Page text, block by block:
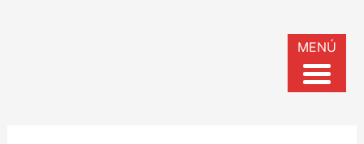
MENÚ